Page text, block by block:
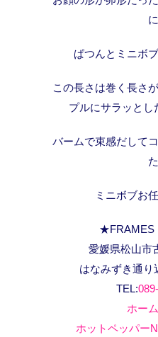
ぱつんとミニボ
この長さは巻く長さ
プルにサラッと
バームで束感だして
ミニボブお
★FRAMES
愛媛県松山市
はなみずき通り
TEL:
ホー
ホットペッパー